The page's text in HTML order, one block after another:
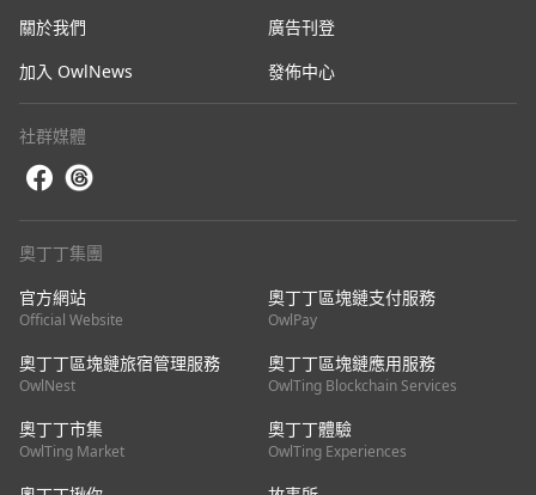
關於我們
廣告刊登
加入 OwlNews
發佈中心
社群媒體
奧丁丁集團
官方網站
Official Website
奧丁丁區塊鏈支付服務
OwlPay
奧丁丁區塊鏈旅宿管理服務
OwlNest
奧丁丁區塊鏈應用服務
OwlTing Blockchain Services
奧丁丁市集
OwlTing Market
奧丁丁體驗
OwlTing Experiences